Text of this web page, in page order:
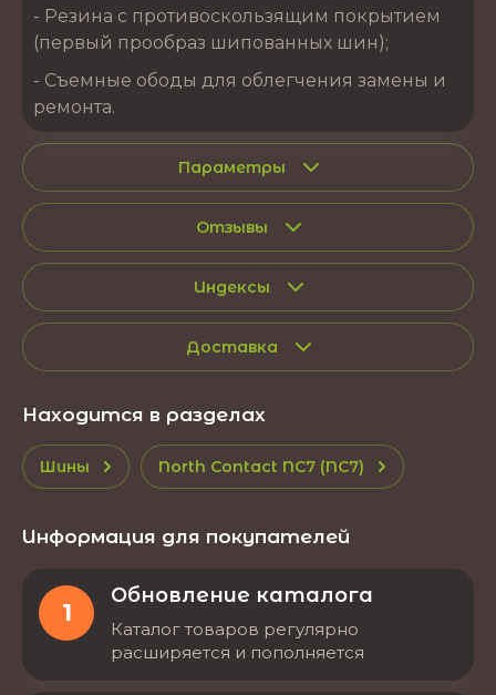
- Резина с противоскользящим покрытием
(первый прообраз шипованных шин);
- Съемные ободы для облегчения замены и
ремонта.
Параметры
Отзывы
Индексы
Доставка
Находится в разделах
Шины North Contact NC7 (NC7)
Информация для покупателей
1
Обновление каталога
Каталог товаров регулярно
расширяется и пополняется